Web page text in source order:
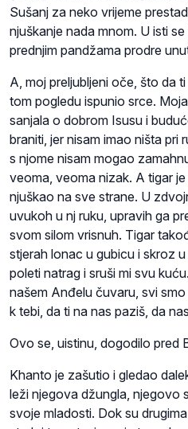
Sušanj za neko vrijeme
njuškanje nada mnom. U isti
prednjim pandžama prodre
A, moj preljubljeni oče, što da
tom pogledu ispunio srce.
sanjala o dobrom Isusu i
braniti, jer nisam imao ništa pri
s njome nisam mogao
veoma, veoma nizak. A tigar
njuškao na sve strane. U
uvukoh u nj ruku, upravih ga
svom silom vrisnuh. Tigar
stjerah lonac u gubicu i skroz
poleti natrag i sruši mi svu
našem Anđelu čuvaru, svi smo
k tebi, da ti na nas paziš, da
Ovo se, uistinu, dogodilo pred
Khanto je zašutio i gledao
leži njegova džungla, njegovo
svoje mladosti. Dok su